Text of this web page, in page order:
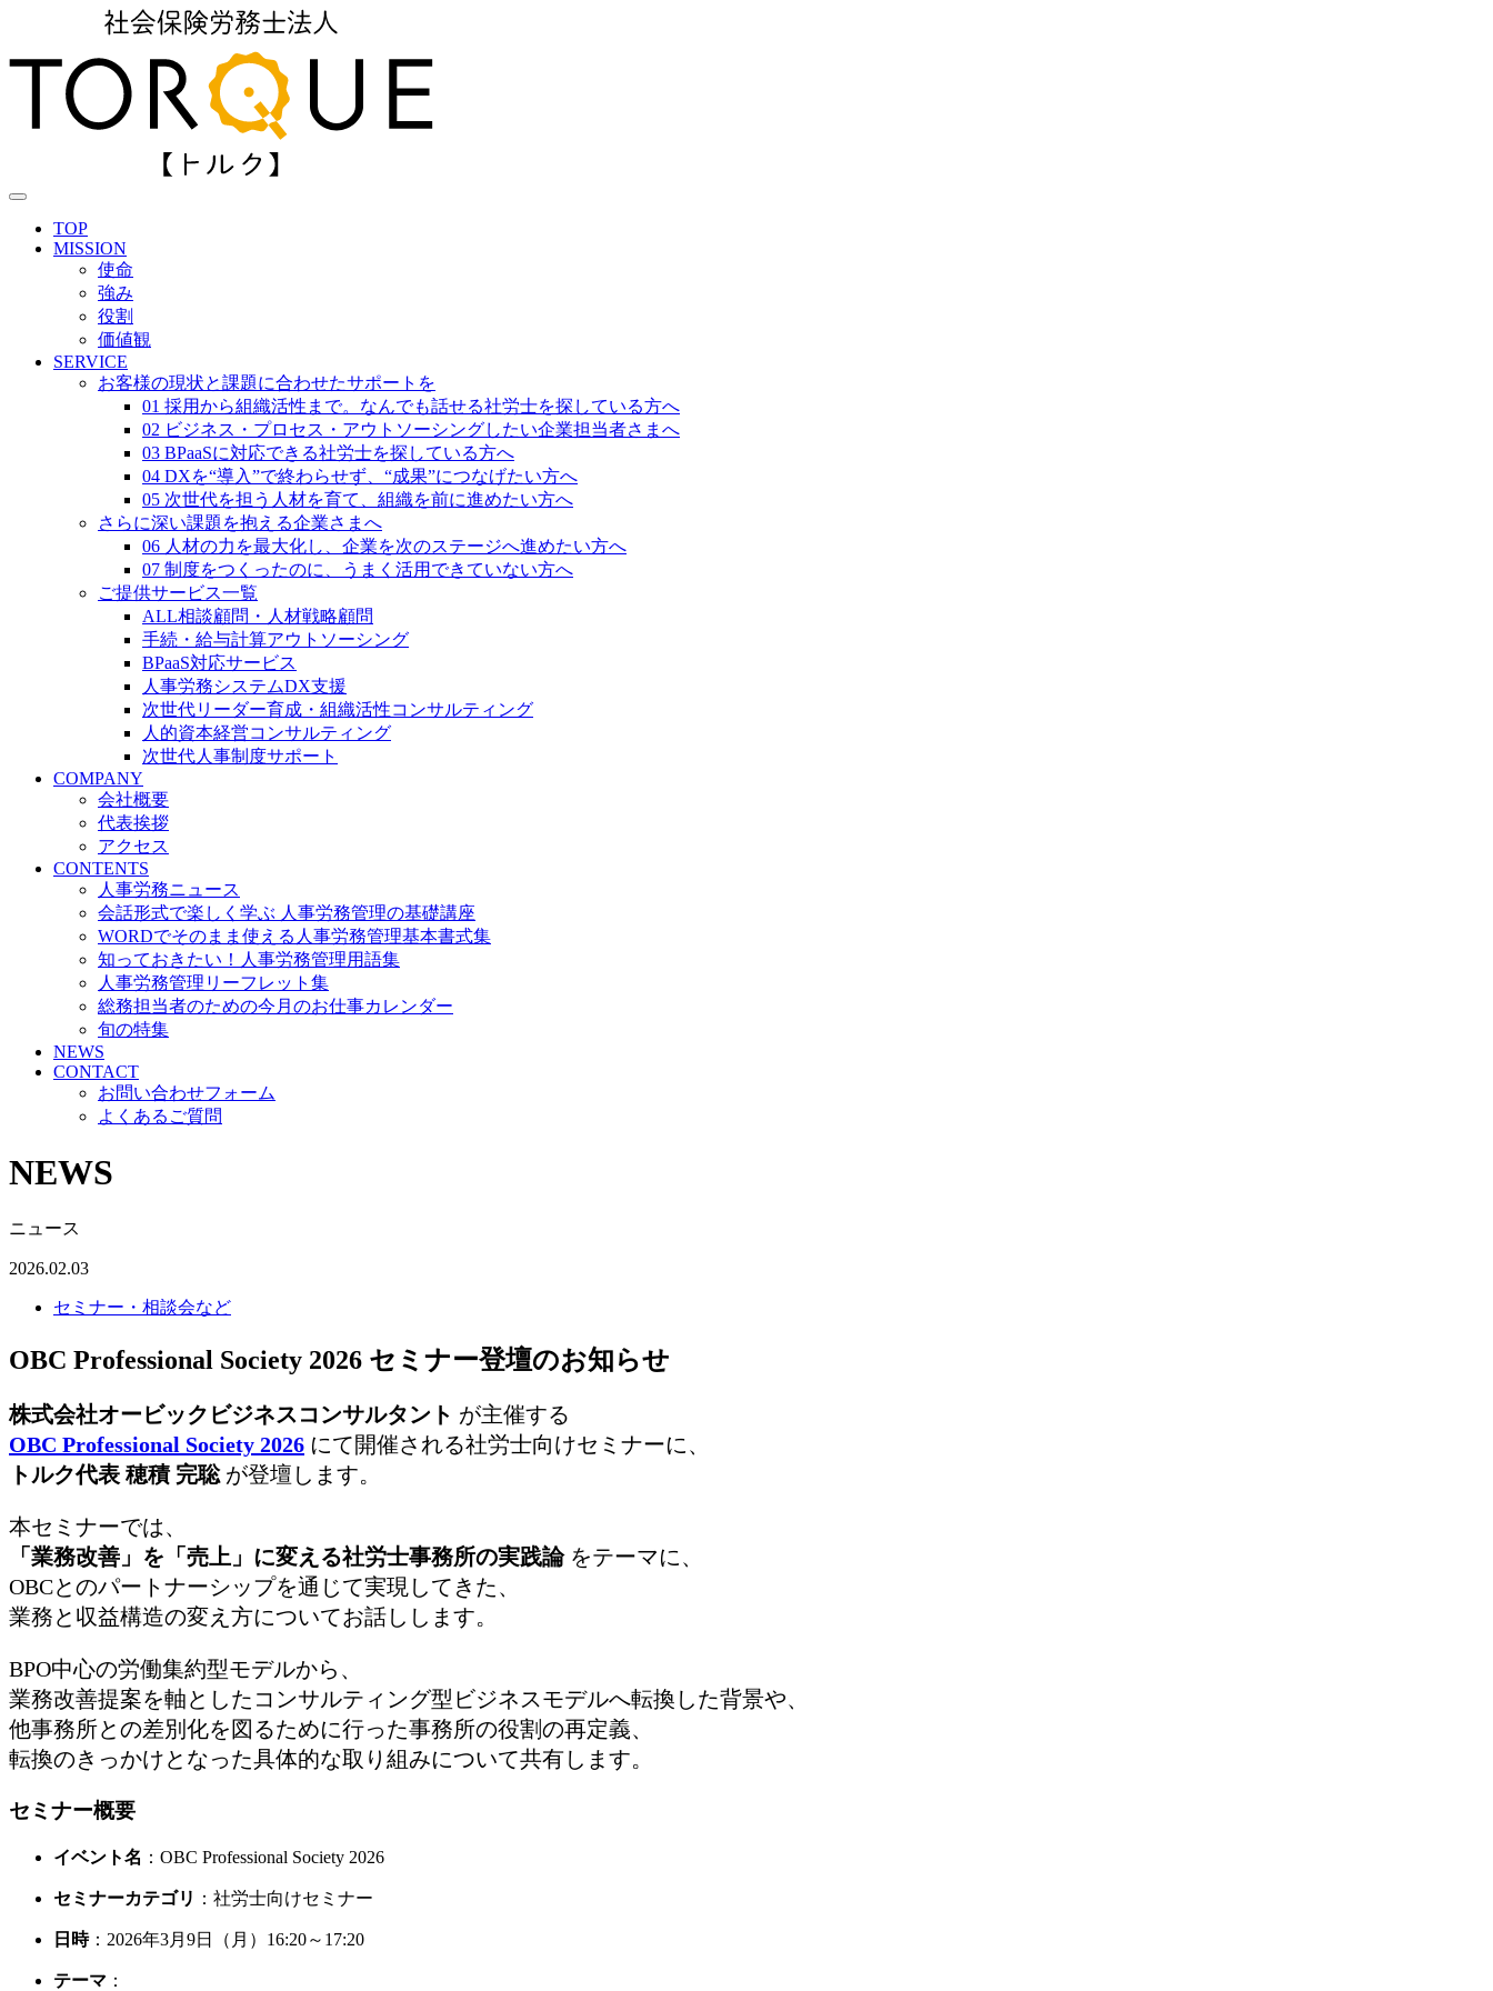
TOP
MISSION
使命
強み
役割
価値観
SERVICE
お客様の現状と課題に合わせたサポートを
01 採用から組織活性まで。なんでも話せる社労士を探している方へ
02 ビジネス・プロセス・アウトソーシングしたい企業担当者さまへ
03 BPaaSに対応できる社労士を探している方へ
04 DXを“導入”で終わらせず、“成果”につなげたい方へ
05 次世代を担う人材を育て、組織を前に進めたい方へ
さらに深い課題を抱える企業さまへ
06 人材の力を最大化し、企業を次のステージへ進めたい方へ
07 制度をつくったのに、うまく活用できていない方へ
ご提供サービス一覧
ALL相談顧問・人材戦略顧問
手続・給与計算アウトソーシング
BPaaS対応サービス
人事労務システムDX支援
次世代リーダー育成・組織活性コンサルティング
人的資本経営コンサルティング
次世代人事制度サポート
COMPANY
会社概要
代表挨拶
アクセス
CONTENTS
人事労務ニュース
会話形式で楽しく学ぶ 人事労務管理の基礎講座
WORDでそのまま使える人事労務管理基本書式集
知っておきたい！人事労務管理用語集
人事労務管理リーフレット集
総務担当者のための今月のお仕事カレンダー
旬の特集
NEWS
CONTACT
お問い合わせフォーム
よくあるご質問
NEWS
ニュース
2026.02.03
セミナー・相談会など
OBC Professional Society 2026 セミナー登壇のお知らせ
株式会社オービックビジネスコンサルタント が主催する
OBC Professional Society 2026 にて開催される社労士向けセミナーに、
トルク代表 穂積 完聡が登壇します。
本セミナーでは、
「業務改善」を「売上」に変える社労士事務所の実践論をテーマに、
OBCとのパートナーシップを通じて実現してきた、
業務と収益構造の変え方についてお話しします。
BPO中心の労働集約型モデルから、
業務改善提案を軸としたコンサルティング型ビジネスモデルへ転換した背景や、
他事務所との差別化を図るために行った事務所の役割の再定義、
転換のきっかけとなった具体的な取り組みについて共有します。
セミナー概要
イベント名 ：OBC Professional Society 2026
セミナーカテゴリ ：社労士向けセミナー
日時：2026年3月9日（月）16:20～17:20
テーマ ：